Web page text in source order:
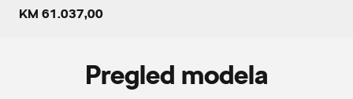
KM 61.037,00
Pregled modela